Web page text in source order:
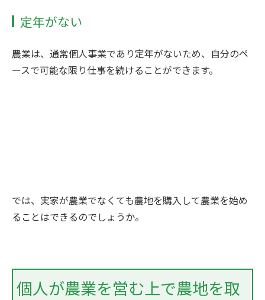
定年がない
農業は、通常個人事業であり定年がないため、自分のペ
ースで可能な限り仕事を続けることができます。
では、実家が農業でなくても農地を購入して農業を始め
ることはできるのでしょうか。
個人が農業を営む上で農地を取